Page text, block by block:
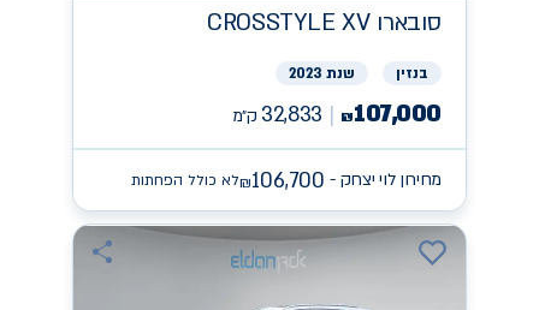
סובארוCROSSTYLE XV
בנזין שנת 2023
₪107,000
32,833 ק״מ
מחירון לוי יצחק - ₪106,700 לא כולל הפחתות